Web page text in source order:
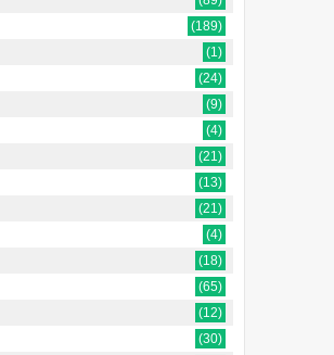
(189)
(1)
(24)
(9)
(4)
(21)
(13)
(21)
(4)
(18)
(65)
(12)
(30)